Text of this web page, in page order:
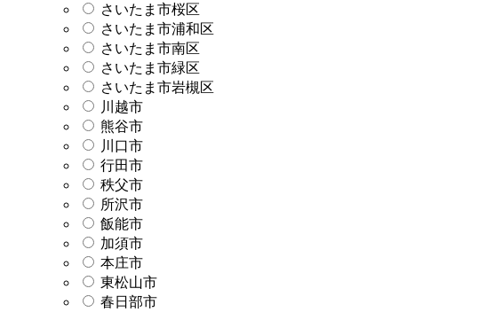
さいたま市桜区
さいたま市浦和区
さいたま市南区
さいたま市緑区
さいたま市岩槻区
川越市
熊谷市
川口市
行田市
秩父市
所沢市
飯能市
加須市
本庄市
東松山市
春日部市